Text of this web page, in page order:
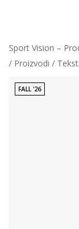
Sport Vision –
Proizvodi
FALL '26